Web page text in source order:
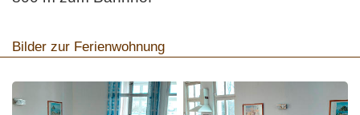
Bilder zur Ferienwohnung